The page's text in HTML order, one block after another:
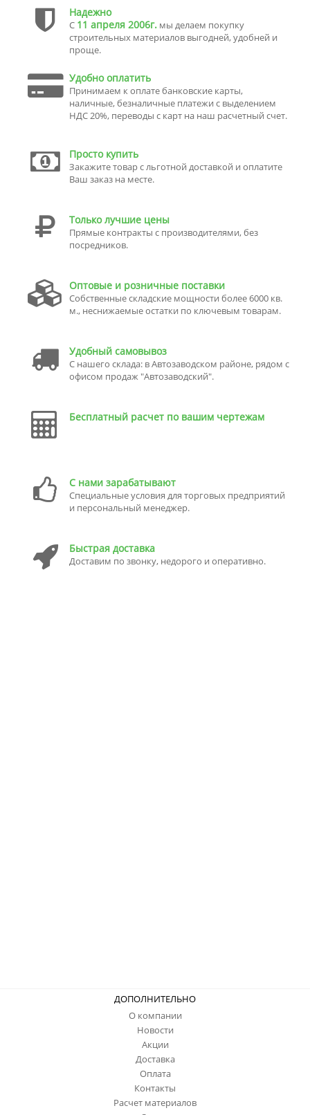
Надежно
С 11 апреля 2006г. мы делаем покупку
строительных материалов выгодней, удобней и
проще.
Удобно оплатить
Принимаем к оплате банковские карты,
наличные, безналичные платежи с выделением
НДС 20%, переводы с карт на наш расчетный счет.
Просто купить
Закажите товар с льготной доставкой и оплатите
Ваш заказ на месте.
Только лучшие цены
Прямые контракты с производителями, без
посредников.
Оптовые и розничные поставки
Собственные складские мощности более 6000 кв.
м., неснижаемые остатки по ключевым товарам.
Удобный самовывоз
С нашего склада: в Автозаводском районе, рядом с
офисом продаж "Автозаводский".
Бесплатный расчет по вашим чертежам
С нами зарабатывают
Специальные условия для торговых предприятий
и персональный менеджер.
Быстрая доставка
Доставим по звонку, недорого и оперативно.
ДОПОЛНИТЕЛЬНО
О компании
Новости
Акции
Доставка
Оплата
Контакты
Расчет материалов